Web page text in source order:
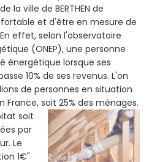
la ville de BERTHEN de
et d'être en mesure de
effet, selon l'observatoire
(ONEP), une personne
énergétique lorsque ses
10% de ses revenus. L'on
de personnes en situation
soit 25% des ménages.
soit
par
Le
1€"